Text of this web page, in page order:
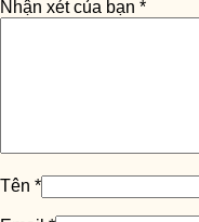
Nhận xét của bạn *
Tên *